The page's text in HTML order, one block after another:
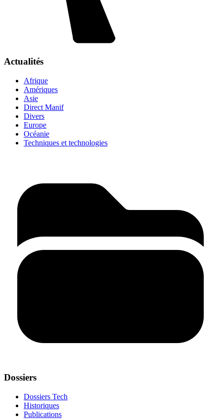
Actualités
Afrique
Amériques
Asie
Direct Manif
Divers
Europe
Océanie
Techniques et technologies
Dossiers
Dossiers Tech
Historiques
Publications